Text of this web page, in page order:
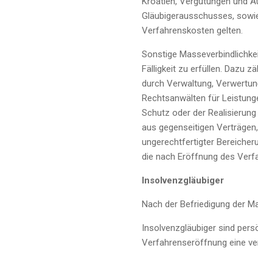
Gläubigerausschusses,
Verfahrenskosten gelten.
Sonstige
Fälligkeit zu erfüllen. Dazu
durch Verwaltung,
Rechtsanwälten für
Schutz oder der
aus gegenseitigen
ungerechtfertigter
die nach Eröffnung des
Insolvenzgläubiger
Nach der Befriedigung der
Insolvenzgläubiger sind
Verfahrenseröffnung eine